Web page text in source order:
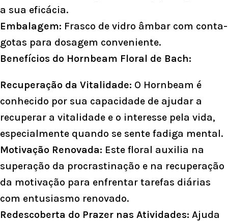
a sua eficácia.
Embalagem: Frasco de vidro âmbar com conta-
gotas para dosagem conveniente.
Benefícios do Hornbeam Floral de Bach:
Recuperação da Vitalidade: O Hornbeam é
conhecido por sua capacidade de ajudar a
recuperar a vitalidade e o interesse pela vida,
especialmente quando se sente fadiga mental.
Motivação Renovada: Este floral auxilia na
superação da procrastinação e na recuperação
da motivação para enfrentar tarefas diárias
com entusiasmo renovado.
Redescoberta do Prazer nas Atividades: Ajuda